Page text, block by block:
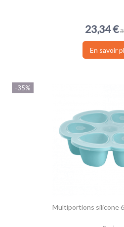
23,34 €
En savoir
-35%
Multiportions silicone